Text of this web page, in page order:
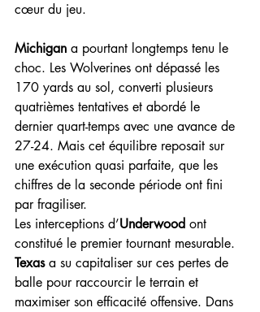
cœur du jeu.
Michigan a pourtant longtemps tenu le
choc. Les Wolverines ont dépassé les
170 yards au sol, converti plusieurs
quatrièmes tentatives et abordé le
dernier quart-temps avec une avance de
27-24. Mais cet équilibre reposait sur
une exécution quasi parfaite, que les
chiffres de la seconde période ont fini
par fragiliser.
Les interceptions d’Underwood ont
constitué le premier tournant mesurable.
Texas a su capitaliser sur ces pertes de
balle pour raccourcir le terrain et
maximiser son efficacité offensive. Dans